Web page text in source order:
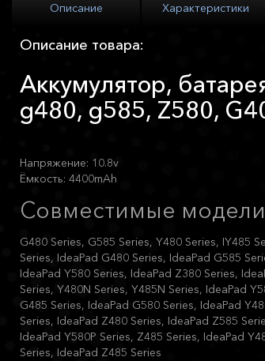
Описание Характеристики
Описание товара:
Аккумулятор,
g480, g585, Z580,
Напряжение: 10.8v
Ёмкость: 4400mAh
Совместимые модели
G480 Series, G585 Series, Y480 Series, IY485
Series, IdeaPad G480 Series, IdeaPad G585
IdeaPad Y580 Series, IdeaPad Z380 Series,
Series, Y480N Series, Y485N Series, IdeaPad
G485 Series, IdeaPad G580 Series, IdeaPad
Series, IdeaPad Z480 Series, IdeaPad Z585
IdeaPad Y580P Series, Z485 Series, IdeaPad
Series, IdeaPad Z485 Series